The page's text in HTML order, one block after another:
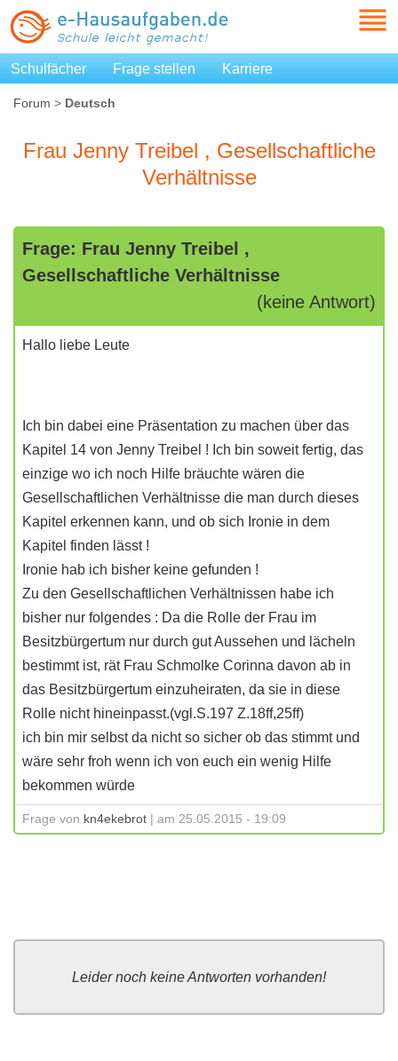
Schulfächer Frage stellen Karriere
Forum > Deutsch
Frau Jenny Treibel , Gesellschaftliche
Verhältnisse
Frage: Frau Jenny Treibel ,
Gesellschaftliche Verhältnisse
(keine Antwort)
Hallo liebe Leute
Ich bin dabei eine Präsentation zu machen über das
Kapitel 14 von Jenny Treibel ! Ich bin soweit fertig, das
einzige wo ich noch Hilfe bräuchte wären die
Gesellschaftlichen Verhältnisse die man durch dieses
Kapitel erkennen kann, und ob sich Ironie in dem
Kapitel finden lässt !
Ironie hab ich bisher keine gefunden !
Zu den Gesellschaftlichen Verhältnissen habe ich
bisher nur folgendes : Da die Rolle der Frau im
Besitzbürgertum nur durch gut Aussehen und lächeln
bestimmt ist, rät Frau Schmolke Corinna davon ab in
das Besitzbürgertum einzuheiraten, da sie in diese
Rolle nicht hineinpasst.(vgl.S.197 Z.18ff,25ff)
ich bin mir selbst da nicht so sicher ob das stimmt und
wäre sehr froh wenn ich von euch ein wenig Hilfe
bekommen würde
Frage von kn4ekebrot | am 25.05.2015 - 19:09
Leider noch keine Antworten vorhanden!